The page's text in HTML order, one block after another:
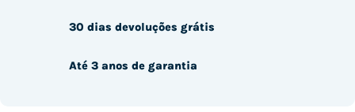
30 dias devoluções grátis
Até 3 anos de garantia